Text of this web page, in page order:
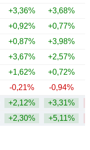
+3,36% +3,68%
+0,92% +0,77%
+0,87% +3,98%
+3,67% +2,57%
+1,62% +0,72%
-0,21% -0,94%
+2,12% +3,31%
+2,30% +5,11%